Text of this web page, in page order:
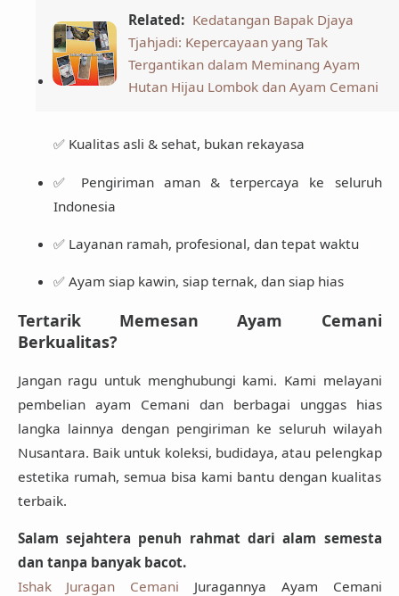
Related: Kedatangan Bapak Djaya
Tjahjadi: Kepercayaan yang Tak
Tergantikan dalam Meminang Ayam
Hutan Hijau Lombok dan Ayam Cemani
✅ Kualitas asli & sehat, bukan rekayasa
✅ Pengiriman aman & terpercaya ke seluruh
Indonesia
✅ Layanan ramah, profesional, dan tepat waktu
✅ Ayam siap kawin, siap ternak, dan siap hias
Tertarik Memesan Ayam Cemani
Berkualitas?
Jangan ragu untuk menghubungi kami. Kami melayani
pembelian ayam Cemani dan berbagai unggas hias
langka lainnya dengan pengiriman ke seluruh wilayah
Nusantara. Baik untuk koleksi, budidaya, atau pelengkap
estetika rumah, semua bisa kami bantu dengan kualitas
terbaik.
Salam sejahtera penuh rahmat dari alam semesta
dan tanpa banyak bacot.
Ishak Juragan Cemani Juragannya Ayam Cemani